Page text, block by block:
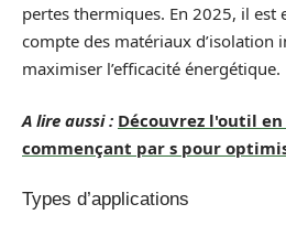
pertes thermiques. En 2025, il est
compte des matériaux d’isolation
maximiser l’efficacité énergétique.
A lire aussi : Découvrez l'outil
commençant par s pour
Types d’applications